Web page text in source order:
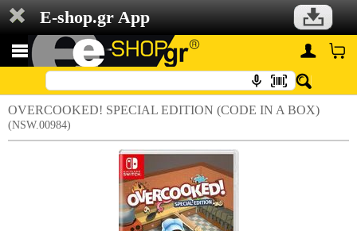
E-shop.gr App
OVERCOOKED! SPECIAL EDITION (CODE IN A BOX)
(NSW.00984)